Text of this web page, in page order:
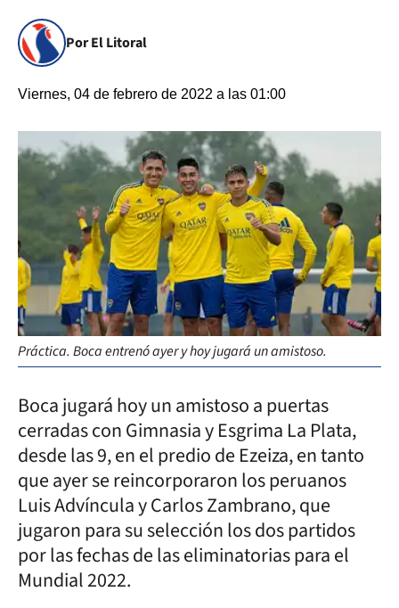
Por El Litoral
Viernes, 04 de febrero de 2022 a las 01:00
Práctica. Boca entrenó ayer y hoy jugará un amistoso.
Boca jugará hoy un amistoso a puertas
cerradas con Gimnasia y Esgrima La Plata,
desde las 9, en el predio de Ezeiza, en tanto
que ayer se reincorporaron los peruanos
Luis Advíncula y Carlos Zambrano, que
jugaron para su selección los dos partidos
por las fechas de las eliminatorias para el
Mundial 2022.